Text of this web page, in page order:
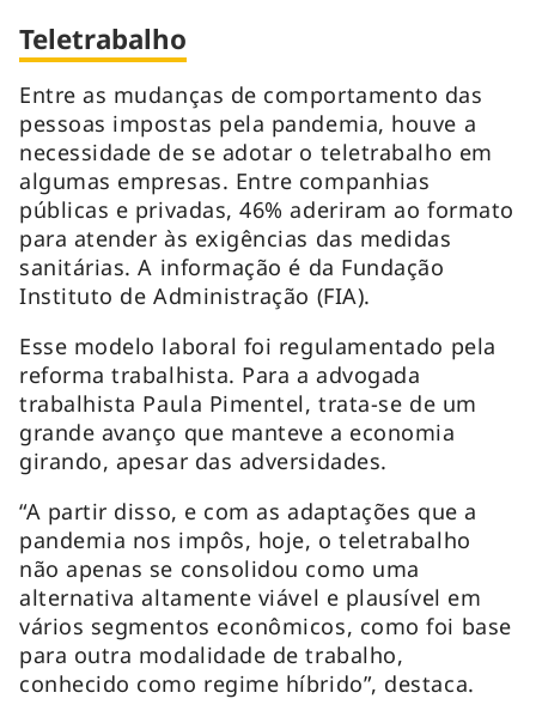
Teletrabalho
Entre as mudanças de comportamento das
pessoas impostas pela pandemia, houve a
necessidade de se adotar o teletrabalho em
algumas empresas. Entre companhias
públicas e privadas, 46% aderiram ao formato
para atender às exigências das medidas
sanitárias. A informação é da Fundação
Instituto de Administração (FIA).
Esse modelo laboral foi regulamentado pela
reforma trabalhista. Para a advogada
trabalhista Paula Pimentel, trata-se de um
grande avanço que manteve a economia
girando, apesar das adversidades.
“A partir disso, e com as adaptações que a
pandemia nos impôs, hoje, o teletrabalho
não apenas se consolidou como uma
alternativa altamente viável e plausível em
vários segmentos econômicos, como foi base
para outra modalidade de trabalho,
conhecido como regime híbrido”, destaca.